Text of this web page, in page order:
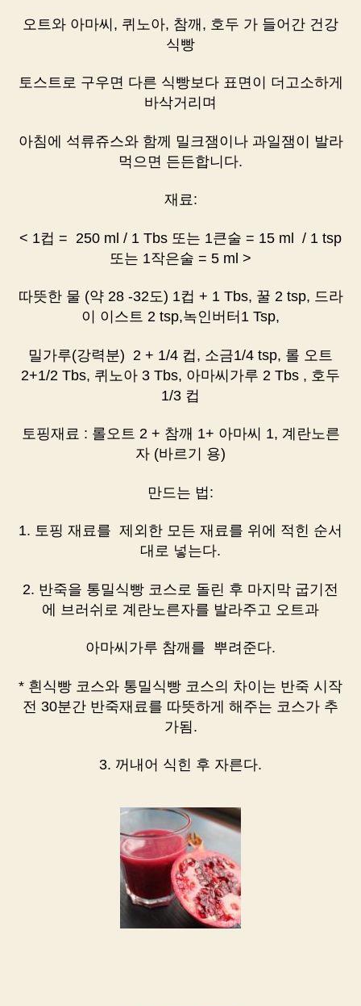
오트와 아마씨, 퀴노아, 참깨, 호두 가 들어간 건강
식빵
토스트로 구우면 다른 식빵보다 표면이 더고소하게
바삭거리며
아침에 석류쥬스와 함께 밀크잼이나 과일잼이 발라
먹으면 든든합니다.
재료:
< 1컵 = 250 ml / 1 Tbs 또는 1큰술 = 15 ml / 1 tsp
또는 1작은술 = 5 ml >
따뜻한 물 (약 28 -32도) 1컵 + 1 Tbs, 꿀 2 tsp, 드라
이 이스트 2 tsp,녹인버터1 Tsp,
밀가루(강력분) 2 + 1/4 컵, 소금1/4 tsp, 롤 오트
2+1/2 Tbs, 퀴노아 3 Tbs, 아마씨가루 2 Tbs , 호두
1/3 컵
토핑재료 : 롤오트 2 + 참깨 1+ 아마씨 1, 계란노른
자 (바르기 용)
만드는 법:
1. 토핑 재료를 제외한 모든 재료를 위에 적힌 순서
대로 넣는다.
2. 반죽을 통밀식빵 코스로 돌린 후 마지막 굽기전
에 브러쉬로 계란노른자를 발라주고 오트과
아마씨가루 참깨를 뿌려준다.
* 흰식빵 코스와 통밀식빵 코스의 차이는 반죽 시작
전 30분간 반죽재료를 따뜻하게 해주는 코스가 추
가됨.
3. 꺼내어 식힌 후 자른다.